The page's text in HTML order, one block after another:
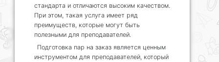
стандарта и отличаются высоким качеством.
При этом, такая услуга имеет ряд
преимуществ, которые могут быть
полезными для преподавателей.
Подготовка пар на заказ является ценным
инструментом для преподавателей, который